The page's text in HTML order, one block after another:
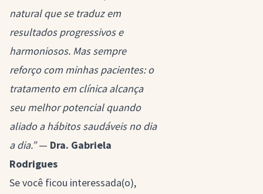
natural que se traduz em
resultados progressivos e
harmoniosos. Mas sempre
reforço com minhas pacientes: o
tratamento em clínica alcança
seu melhor potencial quando
aliado a hábitos saudáveis no dia
a dia.”— Dra. Gabriela
Rodrigues
Se você ficou interessada(o),